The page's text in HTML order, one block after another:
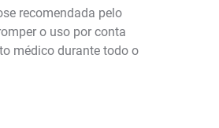
recomendada pelo
o uso por conta
médico durante todo o